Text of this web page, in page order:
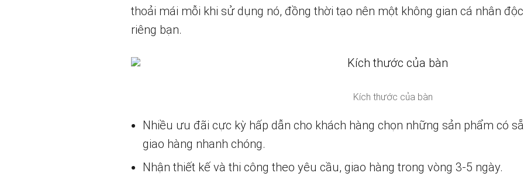
thoải mái mỗi khi sử dụng nó, đồng thời tạo nên một không gian cá nhân
riêng bạn.
Kích thước của bàn
Nhiều ưu đãi cực kỳ hấp dẫn cho khách hàng chọn những sản phẩm có
giao hàng nhanh chóng.
Nhận thiết kế và thi công theo yêu cầu, giao hàng trong vòng 3-5 ngày.